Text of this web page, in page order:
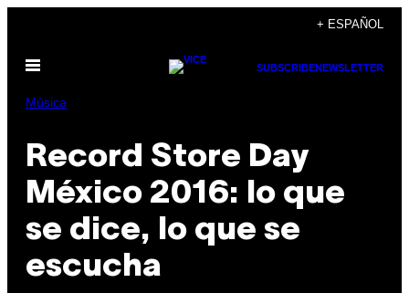
contenido
+ ESPAÑOL
Abrir
SUBSCRIBENEWSLETTER
Música
​Record Store Day
México 2016: lo que
se dice, lo que se
escucha